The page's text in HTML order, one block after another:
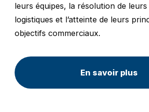
leurs équipes, la résolution de
logistiques et l’atteinte de leurs
objectifs commerciaux.
En savoir plus